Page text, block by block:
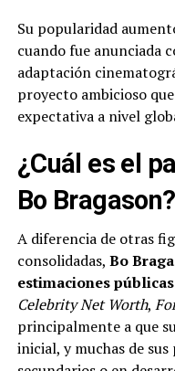
Su popularidad
cuando fue anunciada
adaptación
proyecto ambicioso
expectativa a nivel
¿Cuál es el
Bo Bragason?
A diferencia de otras
consolidadas, Bo
estimaciones
Celebrity Net Worth,
principalmente a que
inicial, y muchas de